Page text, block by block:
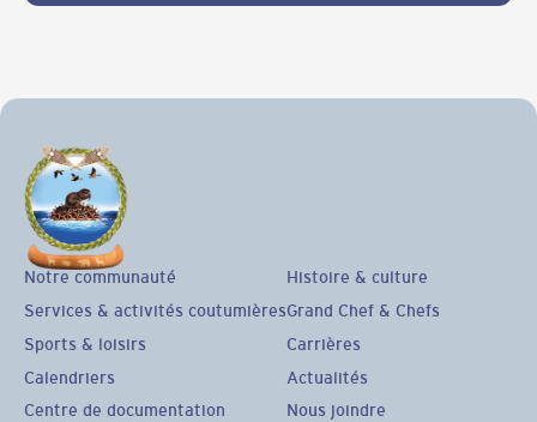
Notre communauté
Services & activités coutumières
Sports & loisirs
Calendriers
Centre de documentation
Histoire & culture
Grand Chef & Chefs
Carrières
Actualités
Nous joindre